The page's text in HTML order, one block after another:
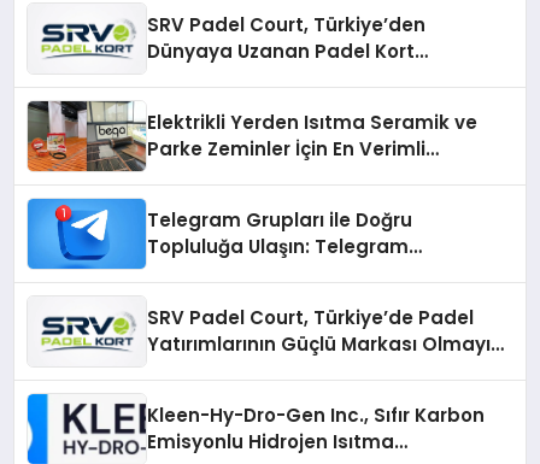
SRV Padel Court, Türkiye’den
Dünyaya Uzanan Padel Kort
Elektrikli Yerden Isıtma Seramik ve
Parke Zeminler İçin En Verimli
Telegram Grupları ile Doğru
Topluluğa Ulaşın: Telegram
SRV Padel Court, Türkiye’de Padel
Yatırımlarının Güçlü Markası Olmayı
Kleen-Hy-Dro-Gen Inc., Sıfır Karbon
Emisyonlu Hidrojen Isıtma